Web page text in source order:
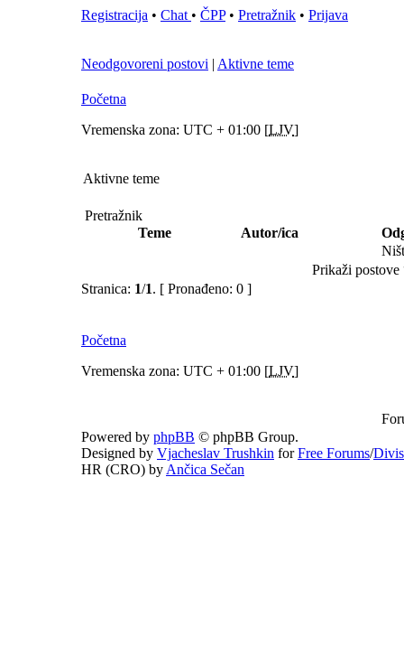
Registracija • Chat • ČPP• Pretražnik • Prijava
Neodgovoreni postovi | Aktivne teme
Početna
Vremenska zona: UTC + 01:00 [LJV]
Aktivne teme
Pretražnik
Teme
Autor/ica
Prikaži postove
Stranica: 1/1. [ Pronađeno: 0 ]
Početna
Vremenska zona: UTC + 01:00 [LJV]
Powered by phpBB © phpBB Group.
Designed by Vjacheslav Trushkin forFree Forums/
HR (CRO) by Ančica Sečan